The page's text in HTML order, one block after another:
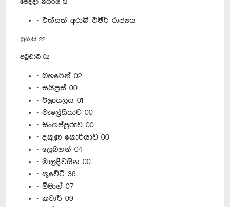
ජෙද්දා නගරය 12
· එක්සත් අරාබි එමීර් රාජ්‍යය
ඩුබායි 22
අබුඩාබි 02
· බහරේන් 02
· සයිප්‍රස් 00
· ඊශ්‍රායලය 01
· මැලේසියාව 00
· සිංගප්පූරුව 00
· දකුණු කොරියාව 00
· ලෙබනන් 04
· මාලදිවයින 00
· කුවේට් 36
· ඕමාන් 07
· කටාර් 09